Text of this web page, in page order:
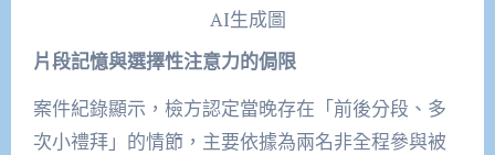
AI生成圖
片段記憶與選擇性注意力的侷限
案件紀錄顯示，檢方認定當晚存在「前後分段、多
次小禮拜」的情節，主要依據為兩名非全程參與被